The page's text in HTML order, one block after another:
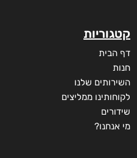
קטגוריות
דף הבית
חנות
השירותים שלנו
לקוחותינו ממליצים
שידורים
מי אנחנו?